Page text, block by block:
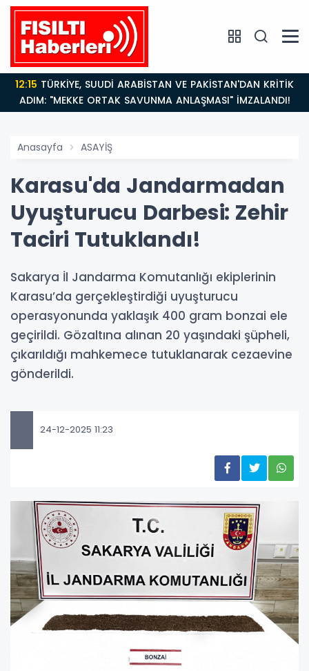
12:15
ADIM: "MEKKE ORTAK SAVUNMA ANLAŞMASI" İMZALANDI!
Anasayfa ASAYİŞ
Karasu'da Jandarmadan
Uyuşturucu Darbesi: Zehir
Taciri Tutuklandı!
Sakarya İl Jandarma Komutanlığı ekiplerinin
Karasu’da gerçekleştirdiği uyuşturucu
operasyonunda yaklaşık 400 gram bonzai ele
geçirildi. Gözaltına alınan 20 yaşındaki şüpheli,
çıkarıldığı mahkemece tutuklanarak cezaevine
gönderildi.
24-12-2025 11:23